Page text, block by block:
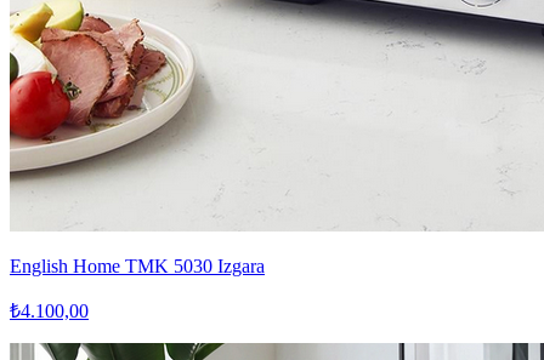
English Home TMK 5030 Izgara
₺4.100,00